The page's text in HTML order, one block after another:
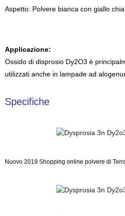
Aspetto: Polvere bianca con giallo
Applicazione:
Ossido di disprosio Dy2O3 è
utilizzati anche in lampade ad
Specifiche
Nuovo 2019 Shopping online polvere di